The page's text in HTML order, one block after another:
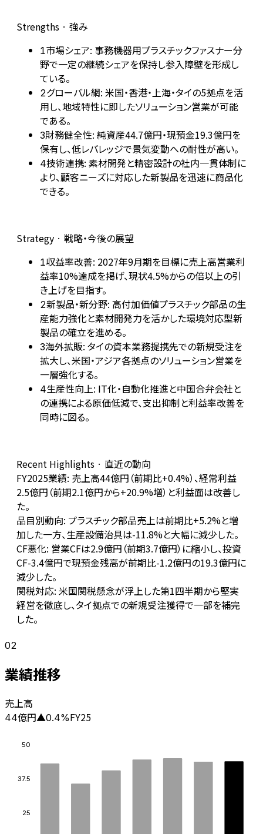
Strengths · 強み
1市場シェア: 事務機器用プラスチックファスナー分
野で一定の継続シェアを保持し参入障壁を形成し
ている。
2グローバル網: 米国・香港・上海・タイの5拠点を活
用し、地域特性に即したソリューション営業が可能
である。
3財務健全性: 純資産44.7億円・現預金19.3億円を
保有し、低レバレッジで景気変動への耐性が高い。
4技術連携: 素材開発と精密設計の社内一貫体制に
より、顧客ニーズに対応した新製品を迅速に商品化
できる。
Strategy · 戦略・今後の展望
1収益率改善: 2027年9月期を目標に売上高営業利
益率10%達成を掲げ、現状4.5%からの倍以上の引
き上げを目指す。
2新製品・新分野: 高付加価値プラスチック部品の生
産能力強化と素材開発力を活かした環境対応型新
製品の確立を進める。
3海外拡販: タイの資本業務提携先での新規受注を
拡大し、米国・アジア各拠点のソリューション営業を
一層強化する。
4生産性向上: IT化・自動化推進と中国合弁会社と
の連携による原価低減で、支出抑制と利益率改善を
同時に図る。
Recent Highlights · 直近の動向
FY2025業績: 売上高44億円（前期比+0.4%）、経常利益
2.5億円（前期2.1億円から+20.9%増）と利益面は改善し
た。
品目別動向: プラスチック部品売上は前期比+5.2%と増
加した一方、生産設備治具は-11.8%と大幅に減少した。
CF悪化: 営業CFは2.9億円（前期3.7億円）に縮小し、投資
CF-3.4億円で現預金残高が前期比-1.2億円の19.3億円に
減少した。
関税対応: 米国関税懸念が浮上した第1四半期から堅実
経営を徹底し、タイ拠点での新規受注獲得で一部を補完
した。
02
業績推移
売上高
44億円▲0.4%FY25
25
37.5
50